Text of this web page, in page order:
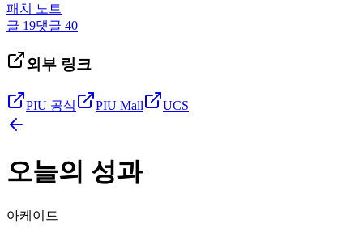
패치 노트
글 19댓글 40
외부 링크
PIU 공식 PIU Mall UCS
오늘의 성과
아케이드